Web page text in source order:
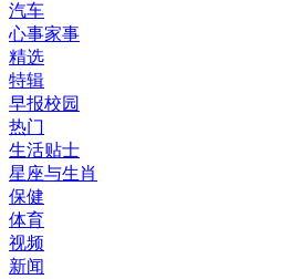
汽车
心事家事
精选
特辑
早报校园
热门
生活贴士
星座与生肖
保健
体育
视频
新闻